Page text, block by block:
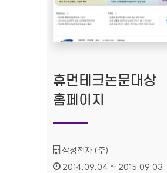
휴먼테크논문대상
홈페이지
기관명 :
삼성전자 (주)
인증기간 :
2014.09.04 ~ 2015.09.03